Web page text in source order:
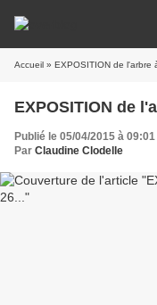
Accueil » EXPOSITION de l'arbre
EXPOSITION de
Publié le 05/04/2015 à 09:01
Par Claudine Clodelle